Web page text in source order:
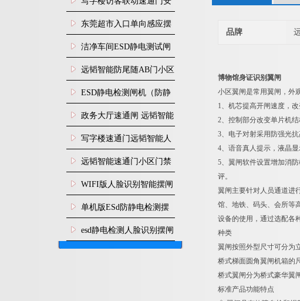
装
东莞超市入口单向感应摆
闸安装
洁净车间ESD静电测试闸
机
远韬智能防尾随AB门小区
门禁闸机安装
​ESD静电检测闸机（防静
电门禁通道系统）
政务大厅速通闸 远韬智能
防尾随静音速通门
写字楼速通门远韬智能人
脸识别快速通道闸
远韬智能速通门小区门禁
闸机食堂消费摆闸
WIFI版人脸识别智能摆闸
机
单机版ESd防静电检测摆
闸机
esd静电检测人脸识别摆闸
安装
品牌
博物馆身证识别翼闸
小区翼闸是常用翼闸，外
1、机芯提高开闸速度，
2、控制部分改变单片机
3、电子对射采用防强光
4、语音真人提示，液晶
5、翼闸软件设置增加消
评。
翼闸主要针对人员通道进
馆、地铁、码头、会所等
设备的使用，通过选配各
种
翼闸按照外型尺寸可分为
桥式梯面圆角翼闸机箱的
桥式翼闸分为桥式豪华翼
标准产品